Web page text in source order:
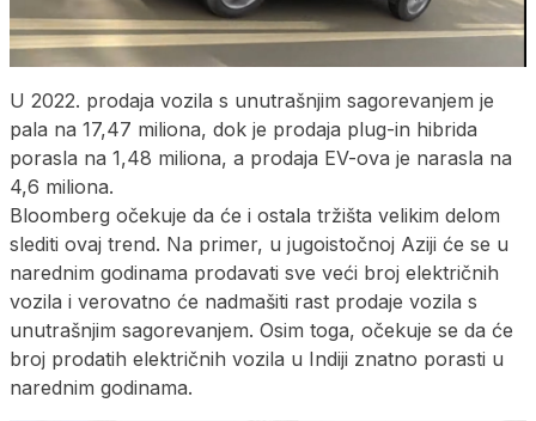
U 2022. prodaja vozila s unutrašnjim sagorevanjem je
pala na 17,47 miliona, dok je prodaja plug-in hibrida
porasla na 1,48 miliona, a prodaja EV-ova je narasla na
4,6 miliona.
Bloomberg očekuje da će i ostala tržišta velikim delom
slediti ovaj trend. Na primer, u jugoistočnoj Aziji će se u
narednim godinama prodavati sve veći broj električnih
vozila i verovatno će nadmašiti rast prodaje vozila s
unutrašnjim sagorevanjem. Osim toga, očekuje se da će
broj prodatih električnih vozila u Indiji znatno porasti u
narednim godinama.